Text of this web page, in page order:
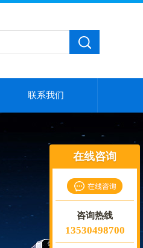
联系我们
在线咨询
咨询热线
13530498700